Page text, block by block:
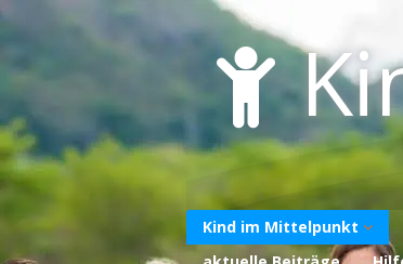
to
content
Kind im Mittelpunkt